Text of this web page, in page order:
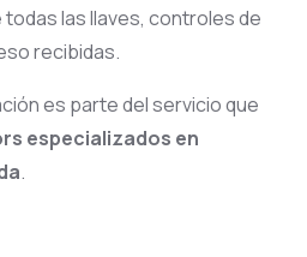
las llaves, controles de
recibidas.
es parte del servicio que
especializados en
.